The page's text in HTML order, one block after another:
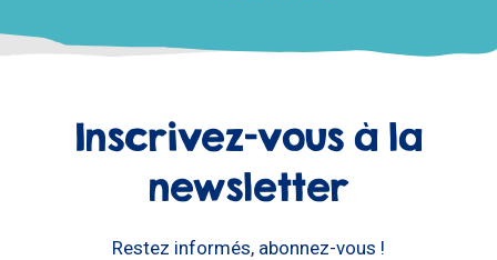
Inscrivez-vous à la
newsletter
Restez informés, abonnez-vous !